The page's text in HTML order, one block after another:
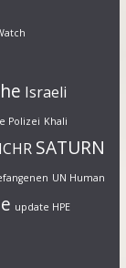
Israeli
Polizei Khali
SATURN
UN Human
update HPE